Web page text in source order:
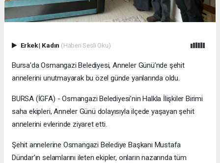
Erkek| Kadın (Haberi Sesli Oku)
Bursa'da Osmangazi Belediyesi, Anneler Günü’nde şehit
annelerini unutmayarak bu özel günde yanlarında oldu.
BURSA (İGFA) - Osmangazi Belediyesi’nin Halkla İlişkiler Birimi
saha ekipleri, Anneler Günü dolayısıyla ilçede yaşayan şehit
annelerini evlerinde ziyaret etti.
Şehit annelerine Osmangazi Belediye Başkanı Mustafa
Dündar’ın selamlarını ileten ekipler, onların nazarında tüm